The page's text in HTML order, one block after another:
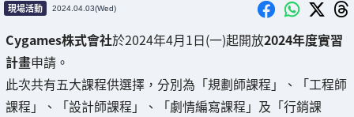
現場活動 2024.04.03(Wed)
Cygames株式會社於2024年4月1日(一)起開放2024年度實習
計畫申請。
此次共有五大課程供選擇，分別為「規劃師課程」、「工程師
課程」、「設計師課程」、「劇情編寫課程」及「行銷課